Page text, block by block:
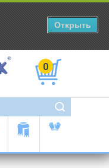
0
Открыть